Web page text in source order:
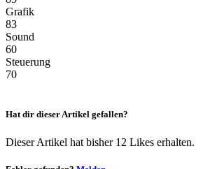
Grafik
83
Sound
60
Steuerung
70
Hat dir dieser Artikel gefallen?
Dieser Artikel hat bisher 12 Likes erhalten.